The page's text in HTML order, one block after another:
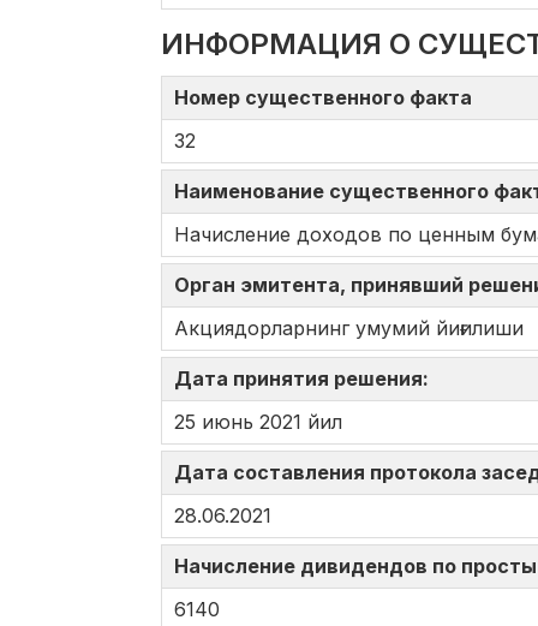
ИНФОРМАЦИЯ О
Номер существенного факта
32
Наименование существенного
Начисление доходов по ценным
Орган эмитента, принявший
Акциядорларнинг умумий йиғилиши
Дата принятия решения:
25 июнь 2021 йил
Дата составления протокола
28.06.2021
Начисление дивидендов по
6140